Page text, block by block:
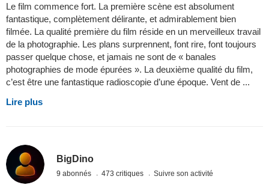
Le film commence fort. La première scène est absolument
fantastique, complètement délirante, et admirablement bien
filmée. La qualité première du film réside en un merveilleux travail
de la photographie. Les plans surprennent, font rire, font toujours
passer quelque chose, et jamais ne sont de « banales
photographies de mode épurées ». La deuxième qualité du film,
c’est être une fantastique radioscopie d’une époque. Vent de ...
Lire plus
BigDino
9 abonnés 473 critiques Suivre son activité